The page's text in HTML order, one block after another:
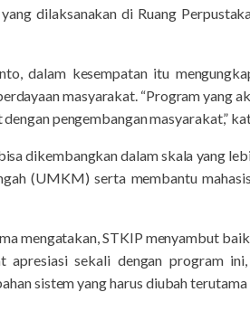
dilaksanakan di Ruang
dalam kesempatan itu
masyarakat. “Program yang
pengembangan masyarakat,”
dikembangkan dalam skala yang
(UMKM) serta membantu
mengatakan, STKIP menyambut
sekali dengan program
sistem yang harus diubah